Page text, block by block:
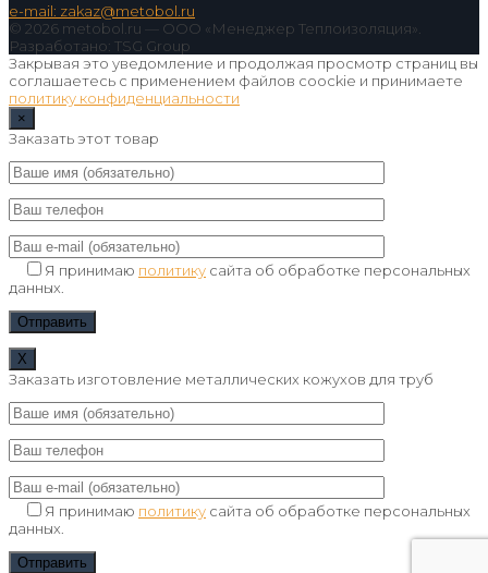
e-mail: zakaz@metobol.ru
© 2026 metobol.ru — ООО «Менеджер Теплоизоляция».
Разработано: TSG Group
Закрывая это уведомление и продолжая просмотр страниц вы
соглашаетесь с применением файлов coockie и принимаете
политику конфиденциальности
×
Заказать этот товар
Я принимаю политику сайта об обработке персональных
данных.
Х
Заказать изготовление металлических кожухов для труб
Я принимаю политику сайта об обработке персональных
данных.